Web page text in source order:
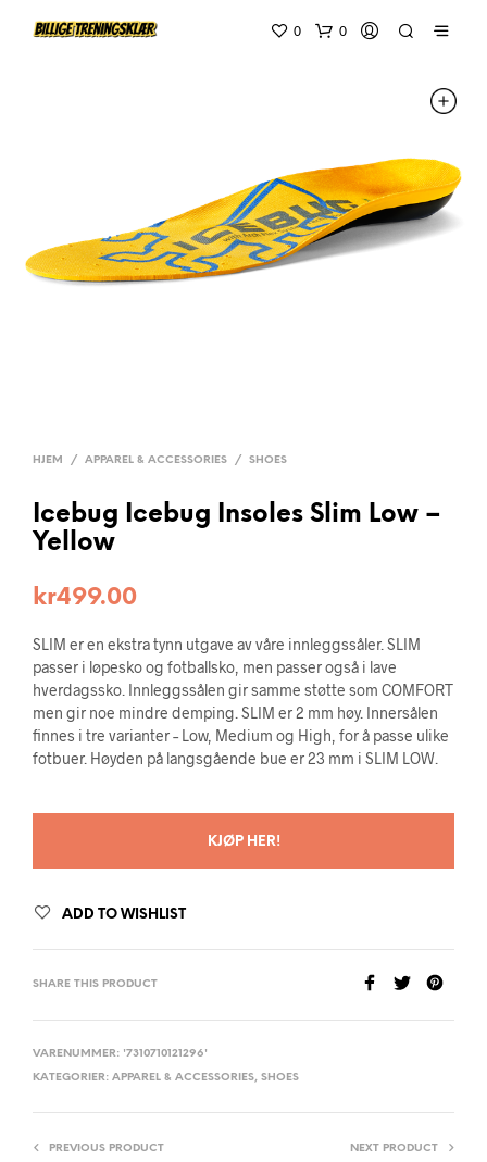
0 0
HJEM / APPAREL & ACCESSORIES / SHOES
Icebug Icebug Insoles Slim Low –
Yellow
kr499.00
SLIM er en ekstra tynn utgave av våre innleggssåler. SLIM
passer i løpesko og fotballsko, men passer også i lave
hverdagssko. Innleggssålen gir samme støtte som COMFORT
men gir noe mindre demping. SLIM er 2 mm høy. Innersålen
finnes i tre varianter – Low, Medium og High, for å passe ulike
fotbuer. Høyden på langsgående bue er 23 mm i SLIM LOW.
KJØP HER!
ADD TO WISHLIST
SHARE THIS PRODUCT
VARENUMMER: '7310710121296'
KATEGORIER: APPAREL & ACCESSORIES, SHOES
PREVIOUS PRODUCT NEXT PRODUCT